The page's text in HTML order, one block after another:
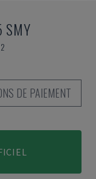
SMY
DE PAIEMENT